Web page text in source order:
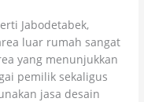
Jabodetabek,
luar rumah sangat
yang menunjukkan
pemilik sekaligus
jasa desain